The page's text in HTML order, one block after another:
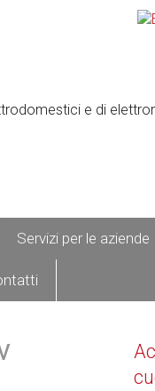
Servizi per le aziende